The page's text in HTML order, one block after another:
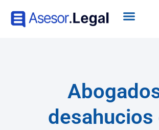
desahucios